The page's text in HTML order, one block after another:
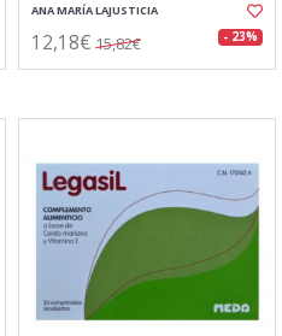
ANA MARÍA LAJUSTICIA
12,18€ 15,82€ - 23%